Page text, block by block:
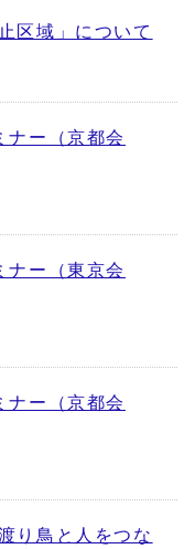
区域」について
ー（京都会
ー（東京会
ー（京都会
り鳥と人をつな